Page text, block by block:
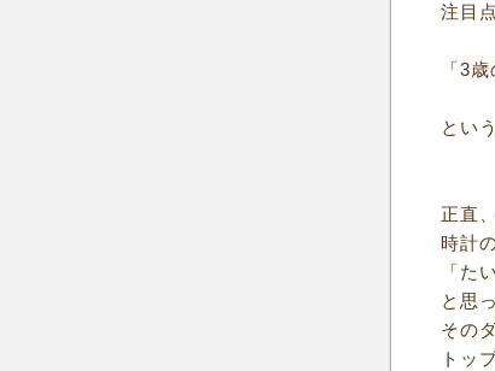
注目
「3
とい
正直
時計
「た
と思
その
トッ